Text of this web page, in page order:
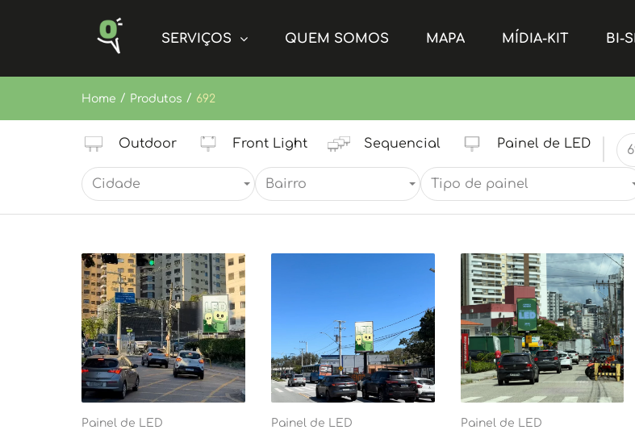
SERVIÇOS QUEM SOMOS MAPA MÍDIA-KIT BI-
Home / Produtos / 692
Outdoor Front Light Sequencial Painel de LED
Cidade Bairro Tipo de painel
Painel de LED Painel de LED Painel de LED